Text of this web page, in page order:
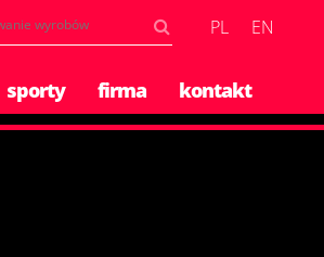
PL EN
sporty firma kontakt